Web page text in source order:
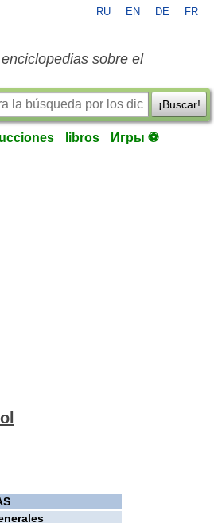
RU EN DE FR
sobre el
¡Buscar!
libros Игры ⚽